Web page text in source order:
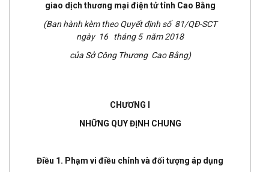
giao dịch thương mại điện tử tỉnh Cao Bằng
(Ban hành kèm theo Quyết định số 81/QĐ-SCT
ngày 16 tháng 5 năm 2018
của Sở Công Thương Cao Bằng)
CHƯƠNG I
NHỮNG QUY ĐỊNH CHUNG
Điều 1. Phạm vi điều chỉnh và đối tượng áp dụng